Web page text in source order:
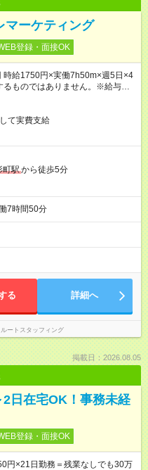
マーケティング
登録・面接OK
給1750円×実働7h50m×週5日×4
ものではありません。※給与即受
有）
て実費支給
町駅から徒歩5分
7時間50分
る 詳細へ
ートスタッフィング
掲載日：2026.08.05
日在宅OK！事務未経
登録・面接OK
×21日勤務＝残業なしでも30万